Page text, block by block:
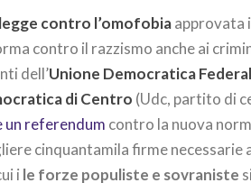
legge contro l’omofobiaapprovata
contro il razzismo anche ai
dell’Unione Democratica
di Centro (Udc, partito di
un referendum contro la nuova
cinquantamila firme necessarie
i le forze populiste e sovraniste